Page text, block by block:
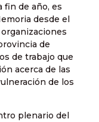
fin de año, es
desde el
de
de trabajo que
acerca de las
de los
plenario del